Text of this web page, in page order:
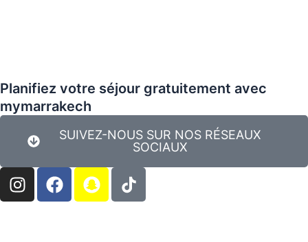
Planifiez votre séjour gratuitement avec
mymarrakech
SUIVEZ-NOUS SUR NOS RÉSEAUX
SOCIAUX
I
n
F
a
S
n